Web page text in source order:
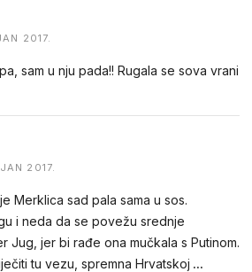
2017.
sam u nju pada!! Rugala se sova vrani
2017.
Merklica sad pala sama u sos.
i neda da se povežu srednje
Jug, jer bi rađe ona mučkala s Putinom.
tu vezu, spremna Hrvatskoj ...